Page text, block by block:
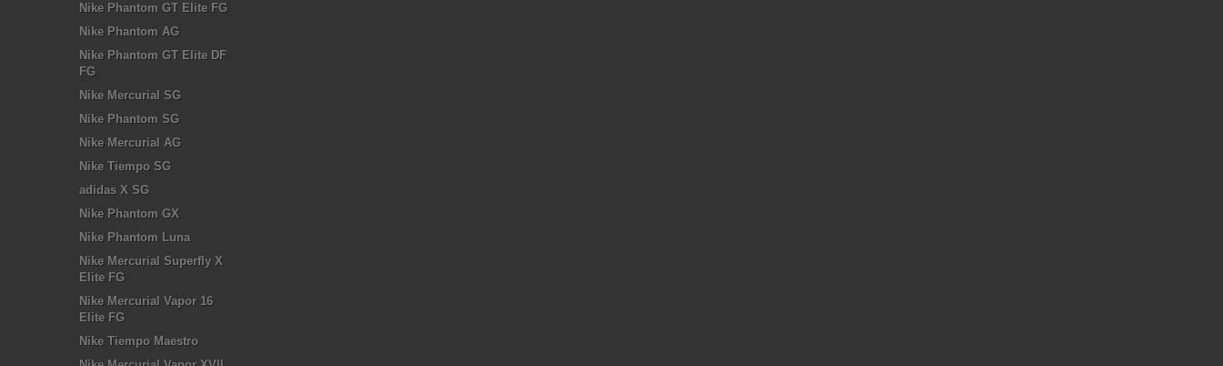
Nike Phantom GT Elite FG
Nike Phantom AG
Nike Phantom GT Elite DF
FG
Nike Mercurial SG
Nike Phantom SG
Nike Mercurial AG
Nike Tiempo SG
adidas X SG
Nike Phantom GX
Nike Phantom Luna
Nike Mercurial Superfly X
Elite FG
Nike Mercurial Vapor 16
Elite FG
Nike Tiempo Maestro